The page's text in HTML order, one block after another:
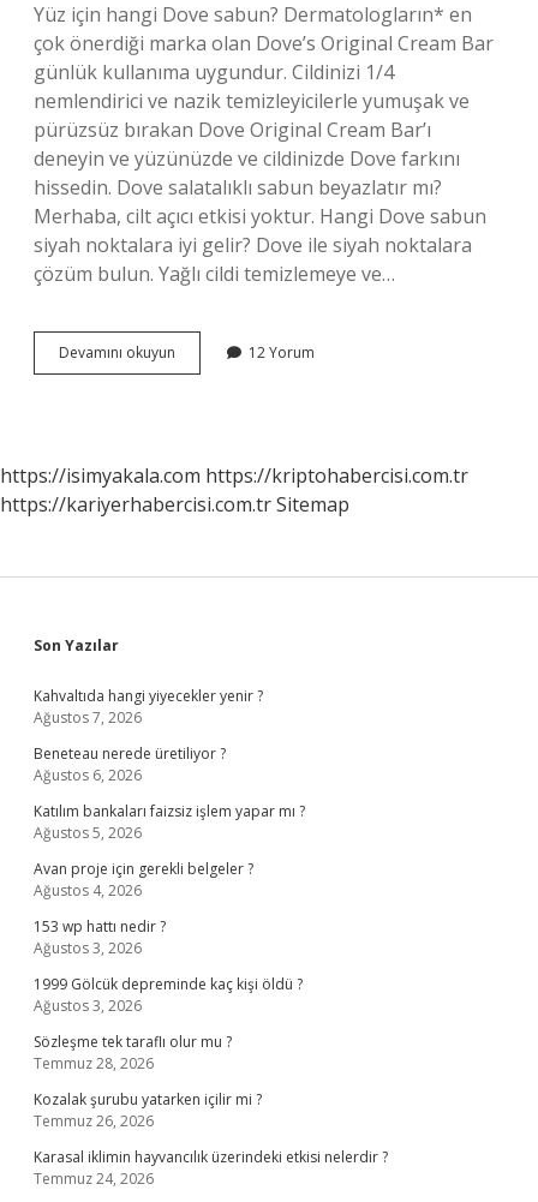
Yüz için hangi Dove sabun? Dermatologların* en
çok önerdiği marka olan Dove’s Original Cream Bar
günlük kullanıma uygundur. Cildinizi 1/4
nemlendirici ve nazik temizleyicilerle yumuşak ve
pürüzsüz bırakan Dove Original Cream Bar’ı
deneyin ve yüzünüzde ve cildinizde Dove farkını
hissedin. Dove salatalıklı sabun beyazlatır mı?
Merhaba, cilt açıcı etkisi yoktur. Hangi Dove sabun
siyah noktalara iyi gelir? Dove ile siyah noktalara
çözüm bulun. Yağlı cildi temizlemeye ve…
Devamını okuyun
Sabun
12 Yorum
https://isimyakala.com https://kriptohabercisi.com.tr
https://kariyerhabercisi.com.trSitemap
Sidebar
Son Yazılar
Kahvaltıda hangi yiyecekler yenir ?
Ağustos 7, 2026
Beneteau nerede üretiliyor ?
Ağustos 6, 2026
Katılım bankaları faizsiz işlem yapar mı ?
Ağustos 5, 2026
Avan proje için gerekli belgeler ?
Ağustos 4, 2026
153 wp hattı nedir ?
Ağustos 3, 2026
1999 Gölcük depreminde kaç kişi öldü ?
Ağustos 3, 2026
Sözleşme tek taraflı olur mu ?
Temmuz 28, 2026
Kozalak şurubu yatarken içilir mi ?
Temmuz 26, 2026
Karasal iklimin hayvancılık üzerindeki etkisi nelerdir ?
Temmuz 24, 2026